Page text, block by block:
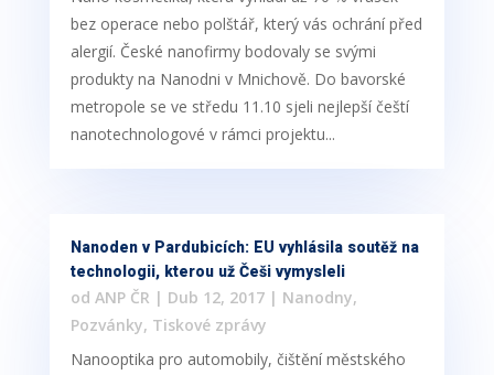
bez operace nebo polštář, který vás ochrání před
alergií. České nanofirmy bodovaly se svými
produkty na Nanodni v Mnichově. Do bavorské
metropole se ve středu 11.10 sjeli nejlepší čeští
nanotechnologové v rámci projektu...
Nanoden v Pardubicích: EU vyhlásila soutěž na
technologii, kterou už Češi vymysleli
od ANP ČR | Dub 12, 2017| Nanodny,
Pozvánky, Tiskové zprávy
Nanooptika pro automobily, čištění městského